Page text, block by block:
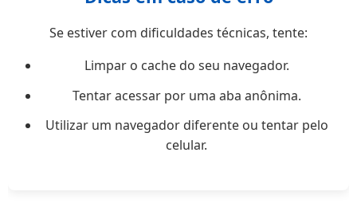
Se estiver com dificuldades técnicas, tente:
Limpar o cache do seu navegador.
Tentar acessar por uma aba anônima.
Utilizar um navegador diferente ou tentar pelo
celular.